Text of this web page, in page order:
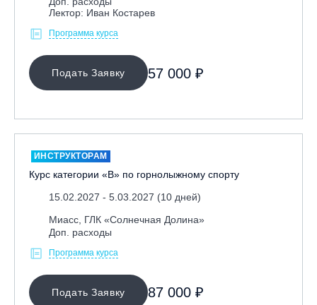
Лектор: Иван Костарев
Программа курса
Подать Заявку 57 000 ₽
ИНСТРУКТОРАМ
Курс категории «В» по горнолыжному спорту
15.02.2027 - 5.03.2027 (10 дней)
Миасс, ГЛК «Солнечная Долина»
Доп. расходы
Программа курса
Подать Заявку 87 000 ₽